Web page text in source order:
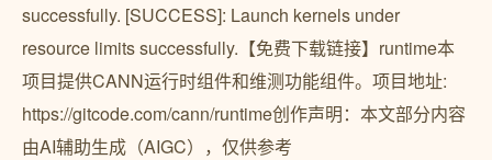
successfully. [SUCCESS]: Launch kernels under
resource limits successfully.【免费下载链接】runtime本
项目提供CANN运行时组件和维测功能组件。项目地址:
https://gitcode.com/cann/runtime创作声明：本文部分内容
由AI辅助生成（AIGC），仅供参考